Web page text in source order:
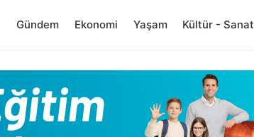
Gündem Ekonomi Yaşam Kültür - Sanat